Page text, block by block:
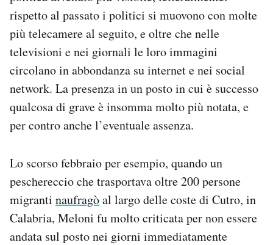
rispetto al passato i politici si muovono con molte
più telecamere al seguito, e oltre che nelle
televisioni e nei giornali le loro immagini
circolano in abbondanza su internet e nei social
network. La presenza in un posto in cui è successo
qualcosa di grave è insomma molto più notata, e
per contro anche l’eventuale assenza.
Lo scorso febbraio per esempio, quando un
peschereccio che trasportava oltre 200 persone
migranti naufragòal largo delle coste di Cutro, in
Calabria, Meloni fu molto criticata per non essere
andata sul posto nei giorni immediatamente